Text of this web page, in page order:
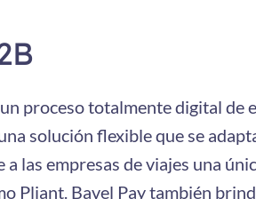
proceso totalmente digital de
solución flexible que se
las empresas de viajes una
Pliant. Bavel Pay también